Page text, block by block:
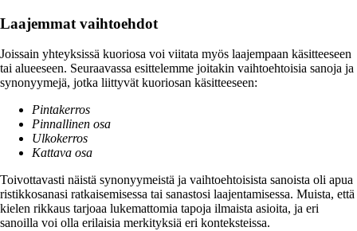
Laajemmat vaihtoehdot
Joissain yhteyksissä kuoriosa voi viitata myös laajempaan käsitteeseen
tai alueeseen. Seuraavassa esittelemme joitakin vaihtoehtoisia sanoja ja
synonyymejä, jotka liittyvät kuoriosan käsitteeseen:
Pintakerros
Pinnallinen osa
Ulkokerros
Kattava osa
Toivottavasti näistä synonyymeistä ja vaihtoehtoisista sanoista oli apua
ristikkosanasi ratkaisemisessa tai sanastosi laajentamisessa. Muista, että
kielen rikkaus tarjoaa lukemattomia tapoja ilmaista asioita, ja eri
sanoilla voi olla erilaisia merkityksiä eri konteksteissa.